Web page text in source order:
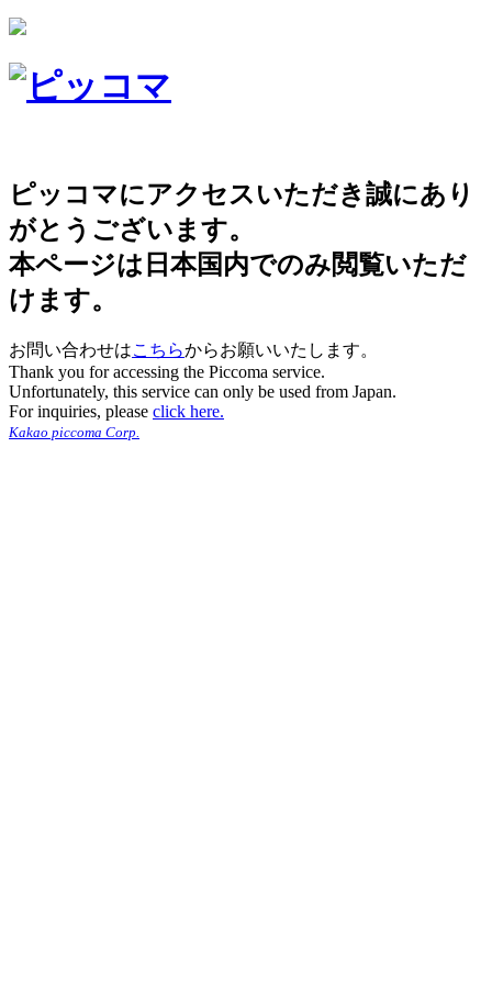
ピッコマにアクセスいただき誠にあり
がとうございます。
本ページは日本国内でのみ閲覧いただ
けます。
お問い合わせはこちらからお願いいたします。
Thank you for accessing the Piccoma service.
Unfortunately, this service can only be used from Japan.
For inquiries, please click here.
Kakao piccoma Corp.